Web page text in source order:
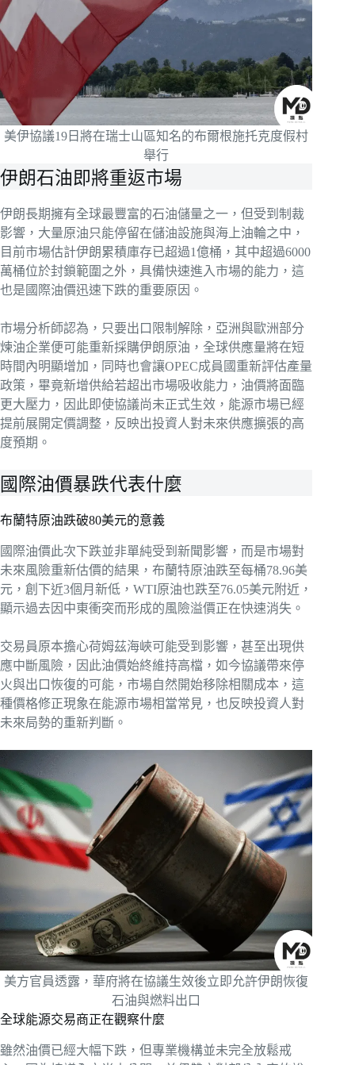
美伊協議19日將在瑞士山區知名的布爾根施托克度假村
舉行
伊朗石油即將重返市場
伊朗長期擁有全球最豐富的石油儲量之一，但受到制裁
影響，大量原油只能停留在儲油設施與海上油輪之中，
目前市場估計伊朗累積庫存已超過1億桶，其中超過6000
萬桶位於封鎖範圍之外，具備快速進入市場的能力，這
也是國際油價迅速下跌的重要原因。
市場分析師認為，只要出口限制解除，亞洲與歐洲部分
煉油企業便可能重新採購伊朗原油，全球供應量將在短
時間內明顯增加，同時也會讓OPEC成員國重新評估產量
政策，畢竟新增供給若超出市場吸收能力，油價將面臨
更大壓力，因此即使協議尚未正式生效，能源市場已經
提前展開定價調整，反映出投資人對未來供應擴張的高
度預期。
國際油價暴跌代表什麼
布蘭特原油跌破80美元的意義
國際油價此次下跌並非單純受到新聞影響，而是市場對
未來風險重新估價的結果，布蘭特原油跌至每桶78.96美
元，創下近3個月新低，WTI原油也跌至76.05美元附近，
顯示過去因中東衝突而形成的風險溢價正在快速消失。
交易員原本擔心荷姆茲海峽可能受到影響，甚至出現供
應中斷風險，因此油價始終維持高檔，如今協議帶來停
火與出口恢復的可能，市場自然開始移除相關成本，這
種價格修正現象在能源市場相當常見，也反映投資人對
未來局勢的重新判斷。
美方官員透露，華府將在協議生效後立即允許伊朗恢復
石油與燃料出口
全球能源交易商正在觀察什麼
雖然油價已經大幅下跌，但專業機構並未完全放鬆戒